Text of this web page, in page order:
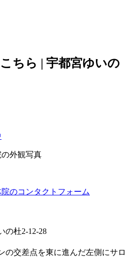
ちら | 宇都宮ゆいの
の杜2-12-28
の交差点を東に進んだ左側にサロ